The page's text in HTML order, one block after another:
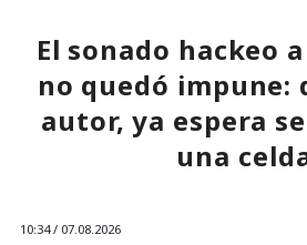
El sonado hackeo
no quedó impune:
autor, ya espera
una
10:34 / 07.08.2026